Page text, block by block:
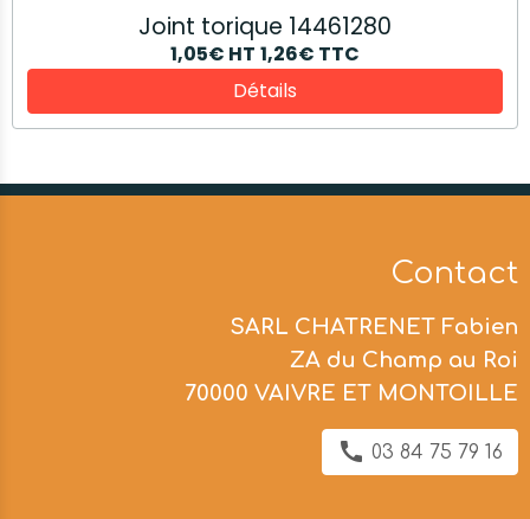
Joint torique 14461280
1,05€ HT 1,26€ TTC
Détails
Contact
SARL CHATRENET Fabien
ZA du Champ au Roi
70000 VAIVRE ET MONTOILLE
03 84 75 79 16